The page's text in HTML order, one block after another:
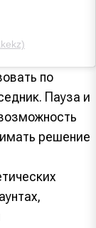
по
Пауза и
решение